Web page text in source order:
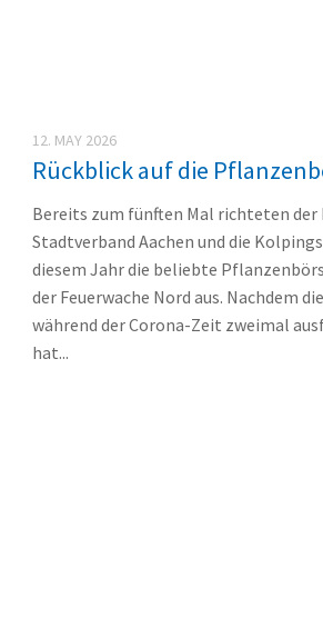
12. MAY 2026
Rückblick auf die
Bereits zum fünften Mal richteten der
Stadtverband Aachen und die
diesem Jahr die beliebte
der Feuerwache Nord aus. Nachdem
während der Corona-Zeit zweimal
hat...